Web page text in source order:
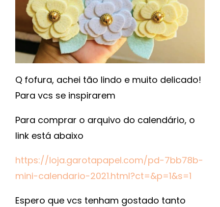
Q fofura, achei tão lindo e muito delicado!
Para vcs se inspirarem
Para comprar o arquivo do calendário, o
link está abaixo
https://loja.garotapapel.com/pd-7bb78b-
mini-calendario-2021.html?ct=&p=1&s=1
Espero que vcs tenham gostado tanto